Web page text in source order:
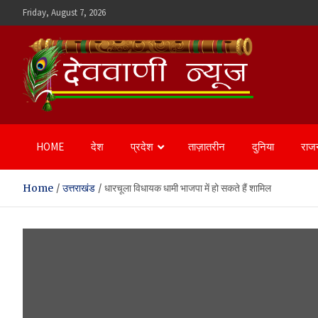
to
content
Friday, August 7, 2026
Devvani News Portal
HOME देश प्रदेश ताज़ातरीन दुनिया
Home उत्तराखंड धारचूला विधायक धामी भाजपा में हो सकते हैं शामिल